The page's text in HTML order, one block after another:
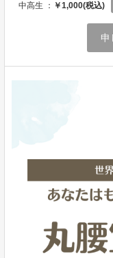
中高生 ： ￥1,000(税込)
申